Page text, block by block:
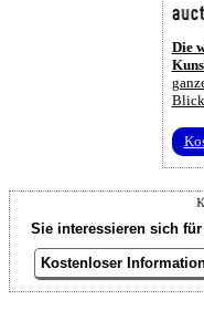
Die
Sie interessieren sich
Kostenloser